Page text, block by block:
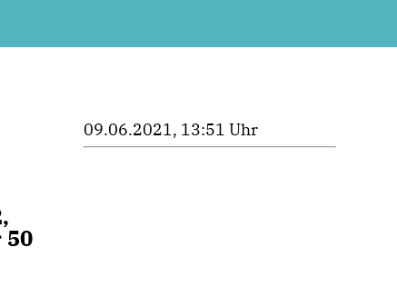
09.06.2021, 13:51 Uhr